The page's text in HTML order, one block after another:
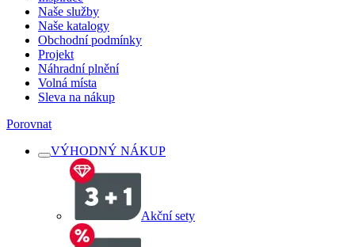
Naše služby
Naše katalogy
Obchodní podmínky
Projekt
Náhradní plnění
Volná místa
Sleva na nákup
Porovnat
VÝHODNÝ NÁKUP
Akční sety